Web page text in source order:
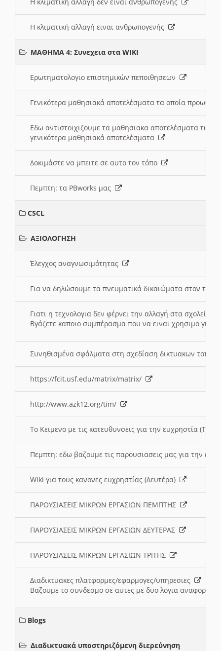
Η κλιματική αλλαγή ειναι ανθρωπογενής
ΜΑΘΗΜΑ 4: Συνεχεια στα WIKI
Ερωτηματολογιο επιστημικών πεποιθησεων
Γενικότερα μαθησιακά αποτελέσματα τα οποία
Εδω αντιστοιχιζουμε τα μαθησιακα αποτελέσματα
γενικότερα μαθησιακά αποτελέσματα
Δοκιμάστε να μπειτε σε αυτο τον τόπο
Πεμπτη: τα PBworks μας
CSCL
ΑΞΙΟΛΟΓΗΣΗ
Έλεγχος αναγνωσιμότητας
Για να δηλώσουμε τα πνευματικά δικαιώματα στον
Γιατι η τεχνολογια δεν φέρνει την αλλαγή στα σχολεία;
Βγάζετε καποιο συμπέρασμα που να ειναι χρησιμο για
Συνηθισμένα σφάλματα στη σχεδίαση δικτυακων
https://fcit.usf.edu/matrix/matrix/
http://www.azk12.org/tim/
To Κειμενο με τις κατευθυνσεις για την ευχρηστία
Πεμπτη: εδω βαζουμε τις παρουσιασεις μας για την
Wiki για τους κανονες ευχρηστίας (Δευτέρα)
ΠΑΡΟΥΣΙΑΣΕΙΣ ΜΙΚΡΩΝ ΕΡΓΑΣΙΩΝ ΠΕΜΠΤΗΣ
ΠΑΡΟΥΣΙΑΣΕΙΣ ΜΙΚΡΩΝ ΕΡΓΑΣΙΩΝ ΔΕΥΤΕΡΑΣ
ΠΑΡΟΥΣΙΑΣΕΙΣ ΜΙΚΡΩΝ ΕΡΓΑΣΙΩΝ ΤΡΙΤΗΣ
Διαδικτυακες πλατφορμες/εφαρμογες/υπηρεσιες
Βαζουμε το συνδεσμο σε αυτες με δυο λογια αναφορικα
Blogs
Διαδικτυακά υποστηριζόμενη διερεύνηση